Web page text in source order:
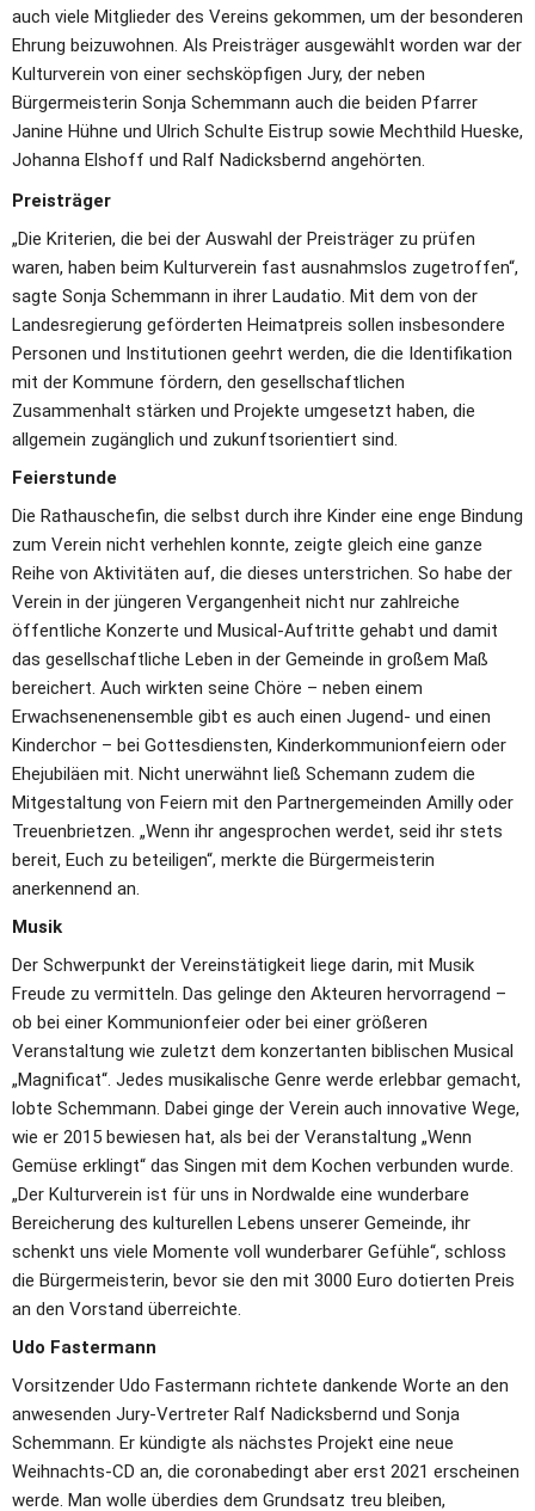
auch viele Mitglieder des Vereins gekommen, um der besonderen
Ehrung beizuwohnen. Als Preisträger ausgewählt worden war der
Kulturverein von einer sechsköpfigen Jury, der neben
Bürgermeisterin Sonja Schemmann auch die beiden Pfarrer
Janine Hühne und Ulrich Schulte Eistrup sowie Mechthild Hueske,
Johanna Elshoff und Ralf Nadicksbernd angehörten.
Preisträger
„Die Kriterien, die bei der Auswahl der Preisträger zu prüfen
waren, haben beim Kulturverein fast ausnahmslos zugetroffen“,
sagte Sonja Schemmann in ihrer Laudatio. Mit dem von der
Landesregierung geförderten Heimatpreis sollen insbesondere
Personen und Institutionen geehrt werden, die die Identifikation
mit der Kommune fördern, den gesellschaftlichen
Zusammenhalt stärken und Projekte umgesetzt haben, die
allgemein zugänglich und zukunftsorientiert sind.
Feierstunde
Die Rathauschefin, die selbst durch ihre Kinder eine enge Bindung
zum Verein nicht verhehlen konnte, zeigte gleich eine ganze
Reihe von Aktivitäten auf, die dieses unterstrichen. So habe der
Verein in der jüngeren Vergangenheit nicht nur zahlreiche
öffentliche Konzerte und Musical-Auftritte gehabt und damit
das gesellschaftliche Leben in der Gemeinde in großem Maß
bereichert. Auch wirkten seine Chöre – neben einem
Erwachsenenensemble gibt es auch einen Jugend- und einen
Kinderchor – bei Gottesdiensten, Kinderkommunionfeiern oder
Ehejubiläen mit. Nicht unerwähnt ließ Schemann zudem die
Mitgestaltung von Feiern mit den Partnergemeinden Amilly oder
Treuenbrietzen. „Wenn ihr angesprochen werdet, seid ihr stets
bereit, Euch zu beteiligen“, merkte die Bürgermeisterin
anerkennend an.
Musik
Der Schwerpunkt der Vereinstätigkeit liege darin, mit Musik
Freude zu vermitteln. Das gelinge den Akteuren hervorragend –
ob bei einer Kommunionfeier oder bei einer größeren
Veranstaltung wie zuletzt dem konzertanten biblischen Musical
„Magnificat“. Jedes musikalische Genre werde erlebbar gemacht,
lobte Schemmann. Dabei ginge der Verein auch innovative Wege,
wie er 2015 bewiesen hat, als bei der Veranstaltung „Wenn
Gemüse erklingt“ das Singen mit dem Kochen verbunden wurde.
„Der Kulturverein ist für uns in Nordwalde eine wunderbare
Bereicherung des kulturellen Lebens unserer Gemeinde, ihr
schenkt uns viele Momente voll wunderbarer Gefühle“, schloss
die Bürgermeisterin, bevor sie den mit 3000 Euro dotierten Preis
an den Vorstand überreichte.
Udo Fastermann
Vorsitzender Udo Fastermann richtete dankende Worte an den
anwesenden Jury-Vertreter Ralf Nadicksbernd und Sonja
Schemmann. Er kündigte als nächstes Projekt eine neue
Weihnachts-CD an, die coronabedingt aber erst 2021 erscheinen
werde. Man wolle überdies dem Grundsatz treu bleiben,